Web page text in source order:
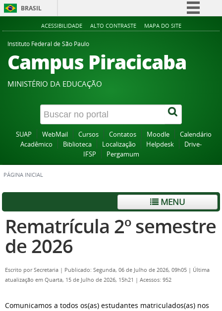
BRASIL
Simplifique!
Participe
Acesso à informação
Canais
ACESSIBILIDADE ALTO CONTRASTE MAPA DO SITE
Instituto Federal de São Paulo
Campus Piracicaba
MINISTÉRIO DA EDUCAÇÃO
SUAP WebMail Cursos Contatos Moodle
Calendário
Acadêmico
Biblioteca Localização Helpdesk
Drive-
IFSP
Pergamum
PÁGINA INICIAL
MENU
Rematrícula 2º semestre
de 2026
Escrito porSecretaria | Publicado: Segunda, 06 de Julho de 2026, 09h05 | Última
atualização em Quarta, 15 de Julho de 2026, 15h21 | Acessos: 952
Comunicamos a todos os(as) estudantes matriculados(as) nos